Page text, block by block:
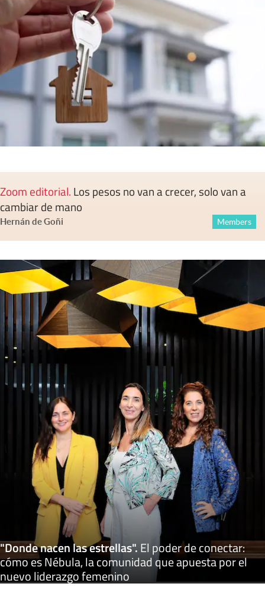
Zoom editorial. Los pesos no van a crecer, solo van a
cambiar de mano
Hernán de Goñi Members
"Donde nacen las estrellas".El poder de conectar:
cómo es Nébula, la comunidad que apuesta por el
nuevo liderazgo femenino